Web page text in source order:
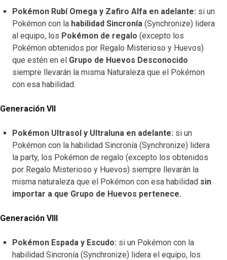
Pokémon Rubí Omega y Zafiro Alfa en adelante: si un
Pokémon con la habilidad Sincronía (Synchronize) lidera
al equipo, los Pokémon de regalo (excepto los
Pokémon obtenidos por Regalo Misterioso y Huevos)
que estén en el Grupo de Huevos Desconocido
siempre llevarán la misma Naturaleza que el Pokémon
con esa habilidad.
Generación VII
Pokémon Ultrasol y Ultraluna en adelante: si un
Pokémon con la habilidad Sincronía (Synchronize) lidera
la party, los Pokémon de regalo (excepto los obtenidos
por Regalo Misterioso y Huevos) siempre llevarán la
misma naturaleza que el Pokémon con esa habilidad sin
importar a que Grupo de Huevos pertenece.
Generación VIII
Pokémon Espada y Escudo: si un Pokémon con la
habilidad Sincronía (Synchronize) lidera el equipo, los